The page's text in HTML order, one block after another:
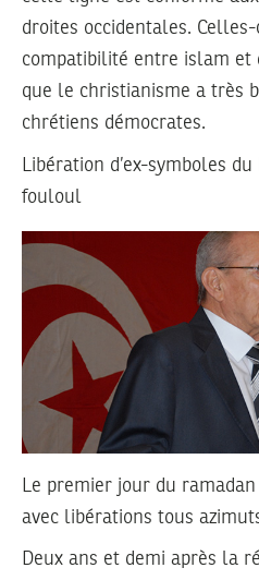
droites occidentales.
compatibilité entre islam et
que le christianisme a très
chrétiens démocrates.
Libération d’ex-symboles
fouloul
Le premier jour du
avec libérations tous
Deux ans et demi après la